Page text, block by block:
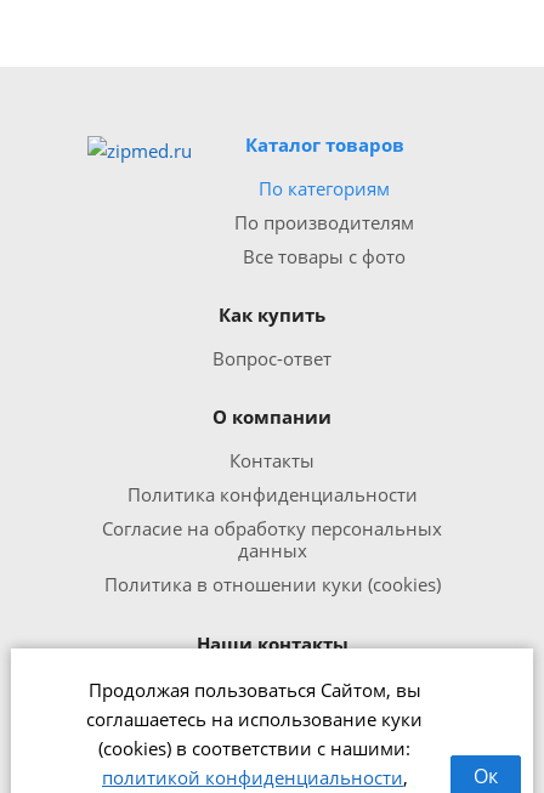
Продолжая пользоваться Сайтом, вы
соглашаетесь на использование куки
(cookies) в соответствии с нашими:
политикой конфиденциальности, Ок
Каталог товаров
По категориям
По производителям
Все товары с фото
Как купить
Вопрос-ответ
О компании
Контакты
Политика конфиденциальности
Согласие на обработку персональных
данных
Политика в отношении куки (cookies)
Наши контакты
8 800 301 1240
office@zipmed.ru
г.Ижевск, ул. Воткинское шоссе,
160